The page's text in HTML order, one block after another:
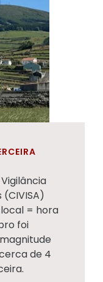
= hora
foi
de 4